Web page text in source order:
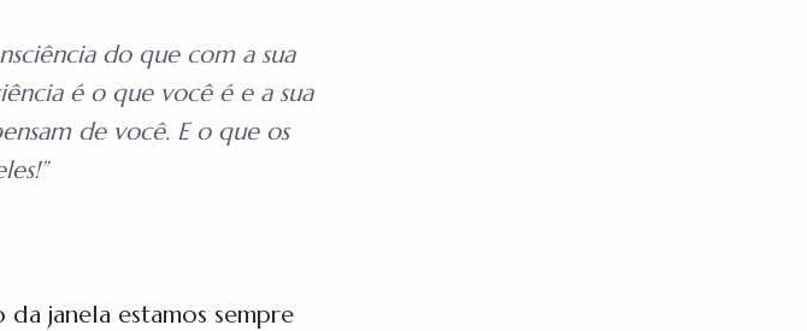
do que com a sua
é o que você é e a sua
de você. E o que os
janela estamos sempre